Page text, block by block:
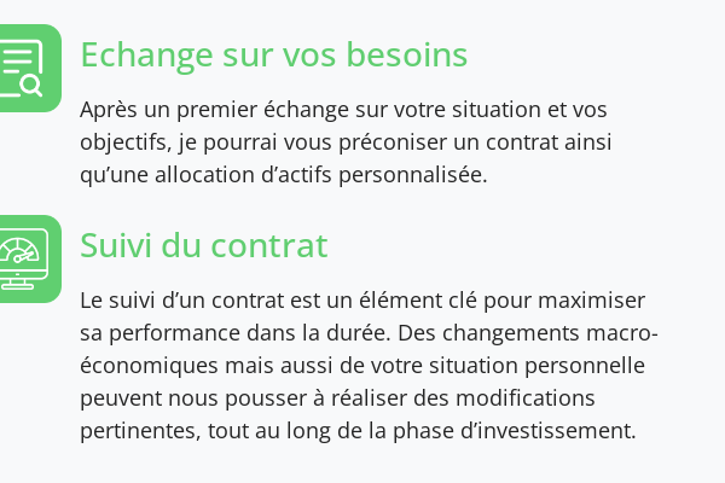
Echange sur vos besoins
Après un premier échange sur votre situation et vos
objectifs, je pourrai vous préconiser un contrat ainsi
qu’une allocation d’actifs personnalisée.
Suivi du contrat
Le suivi d’un contrat est un élément clé pour maximiser
sa performance dans la durée. Des changements macro-
économiques mais aussi de votre situation personnelle
peuvent nous pousser à réaliser des modifications
pertinentes, tout au long de la phase d’investissement.